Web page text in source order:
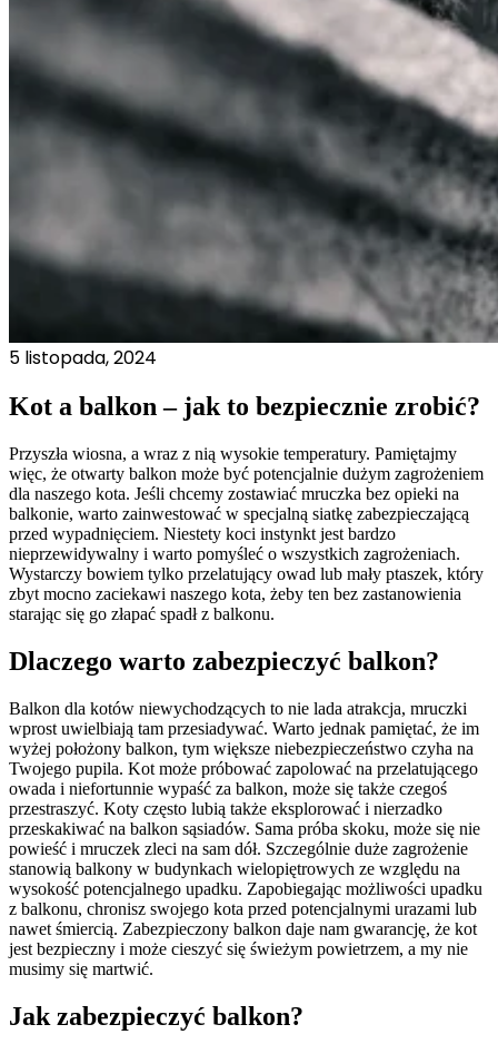
5 listopada, 2024
Kot a balkon – jak to bezpiecznie zrobić?
Przyszła wiosna, a wraz z nią wysokie temperatury. Pamiętajmy
więc, że otwarty balkon może być potencjalnie dużym zagrożeniem
dla naszego kota. Jeśli chcemy zostawiać mruczka bez opieki na
balkonie, warto zainwestować w specjalną siatkę zabezpieczającą
przed wypadnięciem. Niestety koci instynkt jest bardzo
nieprzewidywalny i warto pomyśleć o wszystkich zagrożeniach.
Wystarczy bowiem tylko przelatujący owad lub mały ptaszek, który
zbyt mocno zaciekawi naszego kota, żeby ten bez zastanowienia
starając się go złapać spadł z balkonu.
Dlaczego warto zabezpieczyć balkon?
Balkon dla kotów niewychodzących to nie lada atrakcja, mruczki
wprost uwielbiają tam przesiadywać. Warto jednak pamiętać, że im
wyżej położony balkon, tym większe niebezpieczeństwo czyha na
Twojego pupila. Kot może próbować zapolować na przelatującego
owada i niefortunnie wypaść za balkon, może się także czegoś
przestraszyć. Koty często lubią także eksplorować i nierzadko
przeskakiwać na balkon sąsiadów. Sama próba skoku, może się nie
powieść i mruczek zleci na sam dół. Szczególnie duże zagrożenie
stanowią balkony w budynkach wielopiętrowych ze względu na
wysokość potencjalnego upadku. Zapobiegając możliwości upadku
z balkonu, chronisz swojego kota przed potencjalnymi urazami lub
nawet śmiercią. Zabezpieczony balkon daje nam gwarancję, że kot
jest bezpieczny i może cieszyć się świeżym powietrzem, a my nie
musimy się martwić.
Jak zabezpieczyć balkon?